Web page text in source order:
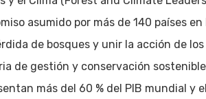
asumido por más de 140 países en
de bosques y unir la acción de
de gestión y conservación
más del 60 % del PIB mundial y